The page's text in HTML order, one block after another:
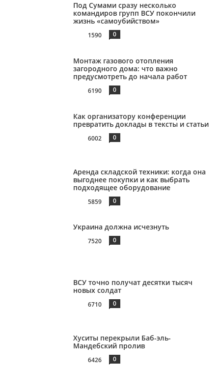
Под Сумами сразу несколько
командиров групп ВСУ покончили
жизнь «самоубийством»
1590 0
Монтаж газового отопления
загородного дома: что важно
предусмотреть до начала работ
6190 0
Как организатору конференции
превратить доклады в тексты и статьи
6002 0
Аренда складской техники: когда она
выгоднее покупки и как выбрать
подходящее оборудование
5859 0
Украина должна исчезнуть
7520 0
ВСУ точно получат десятки тысяч
новых солдат
6710 0
Хуситы перекрыли Баб-эль-
Мандебский пролив
6426 0